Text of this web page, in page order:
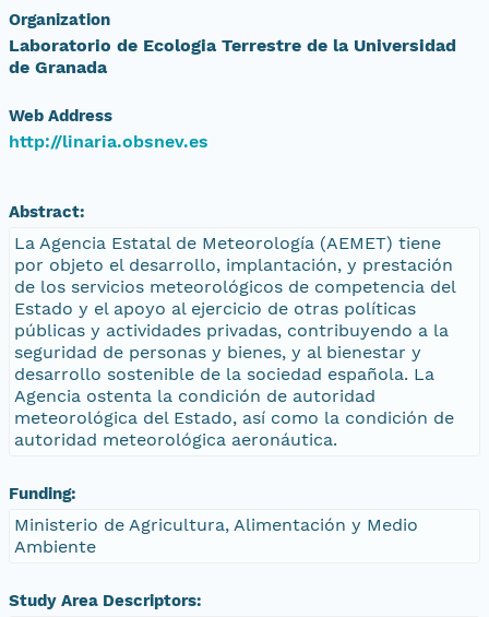
Organization
Laboratorio de Ecologia Terrestre de la Universidad
de Granada
Web Address
http://linaria.obsnev.es
Abstract:
La Agencia Estatal de Meteorología (AEMET) tiene
por objeto el desarrollo, implantación, y prestación
de los servicios meteorológicos de competencia del
Estado y el apoyo al ejercicio de otras políticas
públicas y actividades privadas, contribuyendo a la
seguridad de personas y bienes, y al bienestar y
desarrollo sostenible de la sociedad española. La
Agencia ostenta la condición de autoridad
meteorológica del Estado, así como la condición de
autoridad meteorológica aeronáutica.
Funding:
Ministerio de Agricultura, Alimentación y Medio
Ambiente
Study Area Descriptors: